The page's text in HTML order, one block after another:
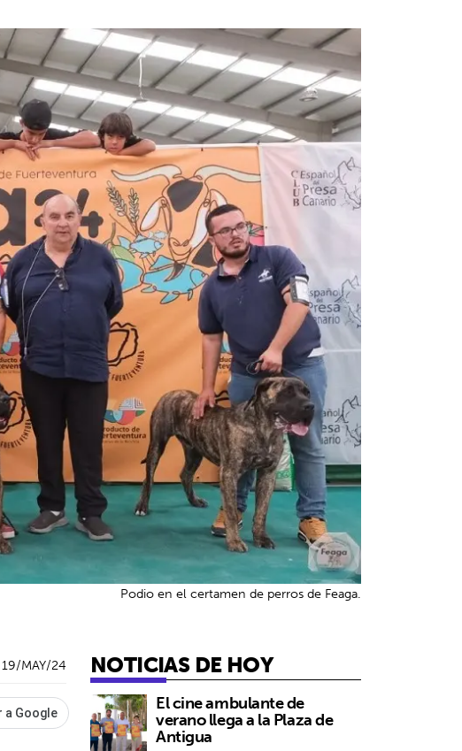
Podio en el certamen de perros de Feaga.
19/MAY/24
a Google
NOTICIAS DE HOY
El cine ambulante de
verano llega a la Plaza de
Antigua